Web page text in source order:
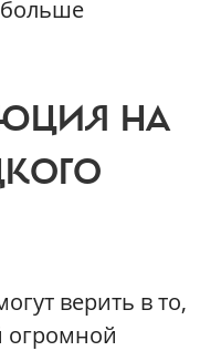
НА
верить в то,
огромной